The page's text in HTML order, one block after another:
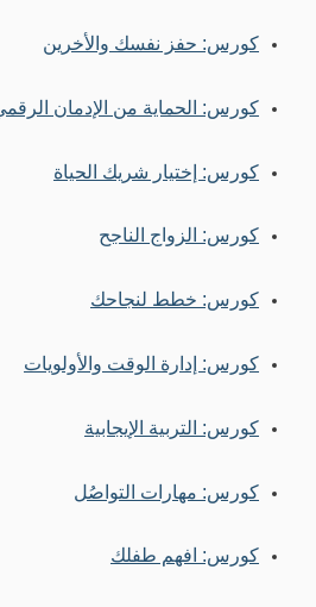
كورس: حفز نفسك والأخرين
كورس: الحماية من الإدمان الرقمي
كورس: إختيار شريك الحياة
كورس: الزواج الناجح
كورس: خطط لنجاحك
كورس: إدارة الوقت والأولويات
كورس: التربية الإيجابية
كورس: مهارات التواصُل
كورس: افهم طفلك